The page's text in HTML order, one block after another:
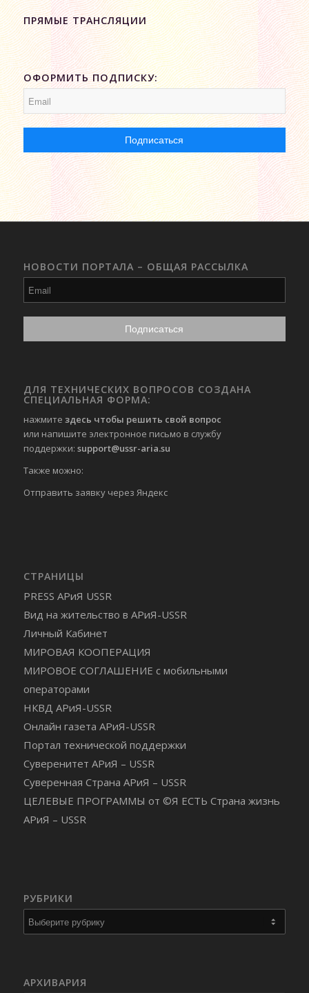
ПРЯМЫЕ ТРАНСЛЯЦИИ
ОФОРМИТЬ ПОДПИСКУ:
НОВОСТИ ПОРТАЛА – ОБЩАЯ РАССЫЛКА
ДЛЯ ТЕХНИЧЕСКИХ ВОПРОСОВ СОЗДАНА
СПЕЦИАЛЬНАЯ ФОРМА:
нажмите здесь чтобы решить свой вопрос
или напишите электронное письмо в службу
поддержки: support@ussr-aria.su
Также можно:
Отправить заявку через Яндекс
СТРАНИЦЫ
PRESS АРиЯ USSR
Вид на жительство в АРиЯ-USSR
Личный Кабинет
МИРОВАЯ КООПЕРАЦИЯ
МИРОВОЕ СОГЛАШЕНИЕ с мобильными
операторами
НКВД АРиЯ-USSR
Онлайн газета АРиЯ-USSR
Портал технической поддержки
Суверенитет АРиЯ – USSR
Суверенная Страна АРиЯ – USSR
ЦЕЛЕВЫЕ ПРОГРАММЫ от ©Я ЕСТЬ Страна жизнь
АРиЯ – USSR
РУБРИКИ
АРХИВАРИЯ